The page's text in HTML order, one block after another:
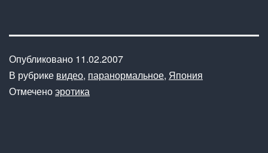
Опубликовано 11.02.2007
В рубрике видео, паранормальное, Япония
Отмеченоэротика